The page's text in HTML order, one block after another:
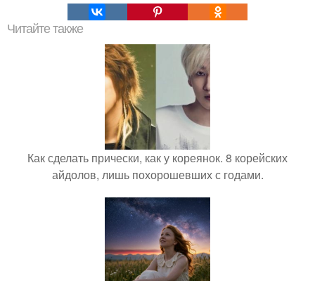
Читайте также
Как сделать прически, как у кореянок. 8 корейских
айдолов, лишь похорошевших с годами.